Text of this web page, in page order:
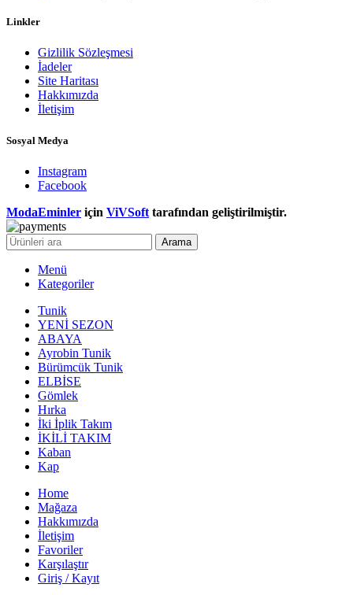
Linkler
Gizlilik Sözleşmesi
İadeler
Site Haritası
Hakkımızda
İletişim
Sosyal Medya
Instagram
Facebook
ModaEminler için ViVSoft tarafından geliştirilmiştir.
Arama
Menü
Kategoriler
Tunik
YENİ SEZON
ABAYA
Ayrobin Tunik
Bürümcük Tunik
ELBİSE
Gömlek
Hırka
İki İplik Takım
İKİLİ TAKIM
Kaban
Kap
Home
Mağaza
Hakkımızda
İletişim
Favoriler
Karşılaştır
Giriş / Kayıt